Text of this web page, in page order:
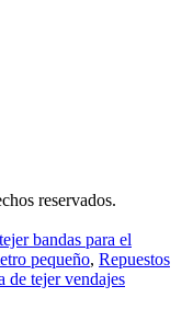
reservados.
bandas para el
pequeño, Repuestos
de tejer vendajes